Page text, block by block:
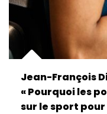
Jean-François
« Pourquoi les
sur le sport